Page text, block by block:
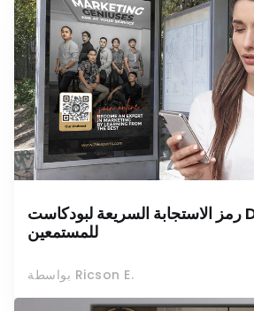
رمز الاستجابة السريعة لبودكاست DTC: وصول فوري
للمستمعين
بواسطة Ricson E.